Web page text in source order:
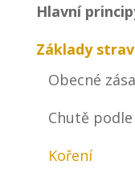
Hlavní
Základy
Obecné
Chutě
Koření